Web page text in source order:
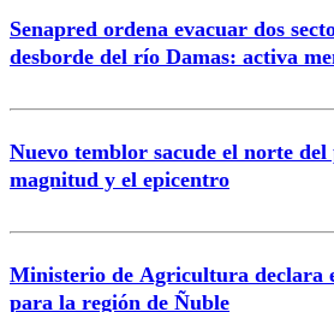
Correo
Senapred ordena evacuar dos
desborde del río Damas: activa
Nuevo temblor sacude el norte del
magnitud y el epicentro
Ministerio de Agricultura declara
para la región de Ñuble